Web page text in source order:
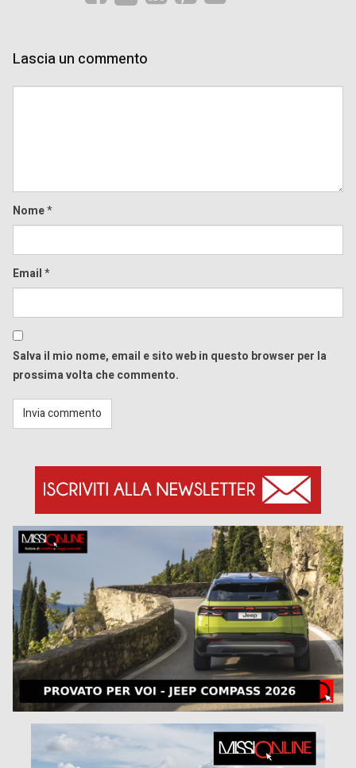
Lascia un commento
Nome*
Email*
Salva il mio nome, email e sito web in questo browser per la
prossima volta che commento.